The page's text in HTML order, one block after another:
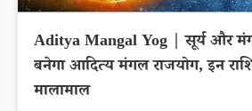
Aditya Mangal Yog | सूर्य और
बनेगा आदित्य मंगल राजयोग, इन
मालामाल